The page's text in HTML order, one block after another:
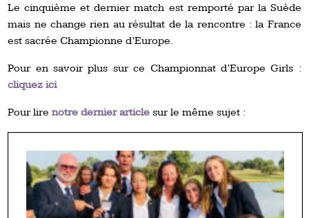
Le cinquième et dernier match est remporté par la Suède
mais ne change rien au résultat de la rencontre : la France
est sacrée Championne d’Europe.
Pour en savoir plus sur ce Championnat d’Europe Girls :
cliquez ici
Pour lirenotre dernier article sur le même sujet :